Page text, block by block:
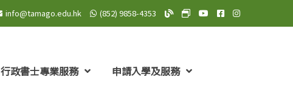
info@tamago.edu.hk (852) 9858-4353 TAMAGO Blog
TAMAGO MeWe 專頁:
TAMAGO YouTube 頻道
TAMAGOTAMAGO
行政書士專業服務 申請入學及服務